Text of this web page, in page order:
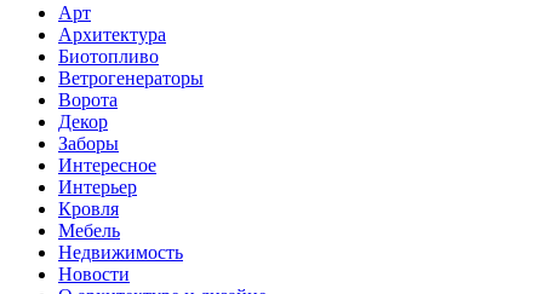
Арт
Архитектура
Биотопливо
Ветрогенераторы
Ворота
Декор
Заборы
Интересное
Интерьер
Кровля
Мебель
Недвижимость
Новости